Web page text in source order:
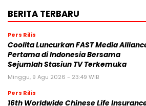
Coolita Luncurkan FAST Media Alliance
Pertama di Indonesia Bersama
Sejumlah Stasiun TV Terkemuka
Minggu, 9 Agu 2026 - 23:49 WIB
Pers Rilis
16th Worldwide Chinese Life Insurance
Congress & International Dragon
Award (IDA) Annual Conference 2026
Resmi Digelar